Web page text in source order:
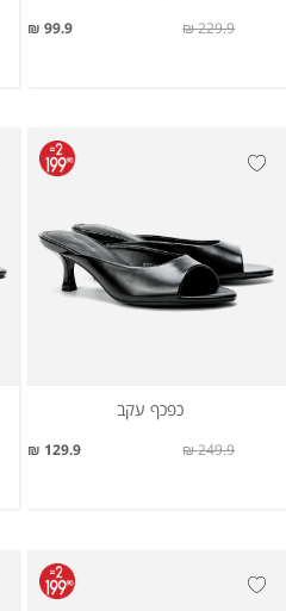
99.9 ₪ 229.9 ₪
כפכף עקב
129.9 ₪ 249.9 ₪